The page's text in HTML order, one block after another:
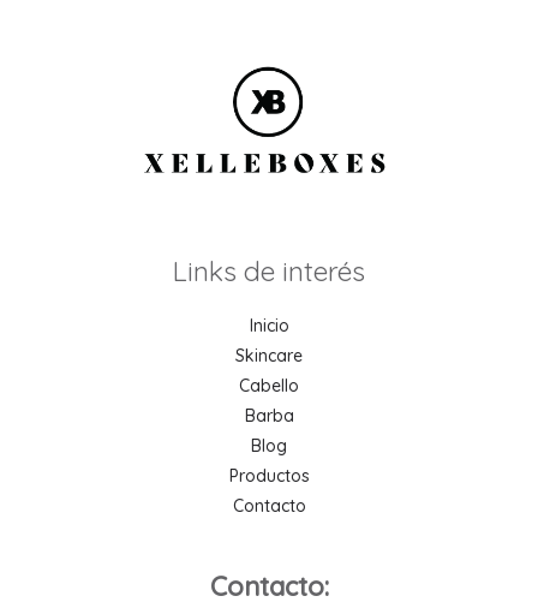
Links de interés
Inicio
Skincare
Cabello
Barba
Blog
Productos
Contacto
Contacto: